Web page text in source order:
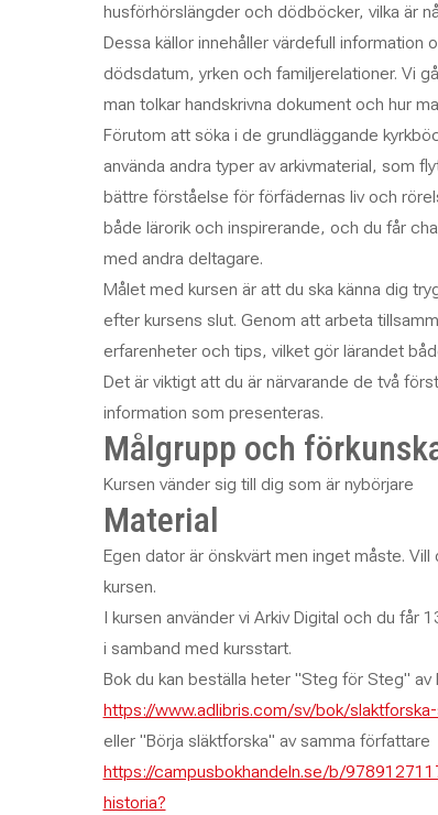
husförhörslängder och dödböcker, vilka är
Dessa källor innehåller värdefull
dödsdatum, yrken och familjerelationer. Vi
man tolkar handskrivna dokument och hur
Förutom att söka i de grundläggande
använda andra typer av arkivmaterial, som
bättre förståelse för förfädernas liv och
både lärorik och inspirerande, och du får
med andra deltagare.
Målet med kursen är att du ska känna dig
efter kursens slut. Genom att arbeta
erfarenheter och tips, vilket gör lärandet
Det är viktigt att du är närvarande de två
information som presenteras.
Målgrupp och
Kursen vänder sig till dig som är nybörjare
Material
Egen dator är önskvärt men inget måste.
kursen.
I kursen använder vi Arkiv Digital och du får
i samband med kursstart.
Bok du kan beställa heter "Steg för Steg" av
https://www.adlibris.com/sv/bok/
eller "Börja släktforska" av samma författare
https://campusbokhandeln.se/b/
historia?